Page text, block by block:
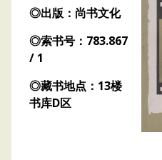
◎出版：尚书文化
◎索书号：783.867
/ 1
◎藏书地点：13楼
书库D区